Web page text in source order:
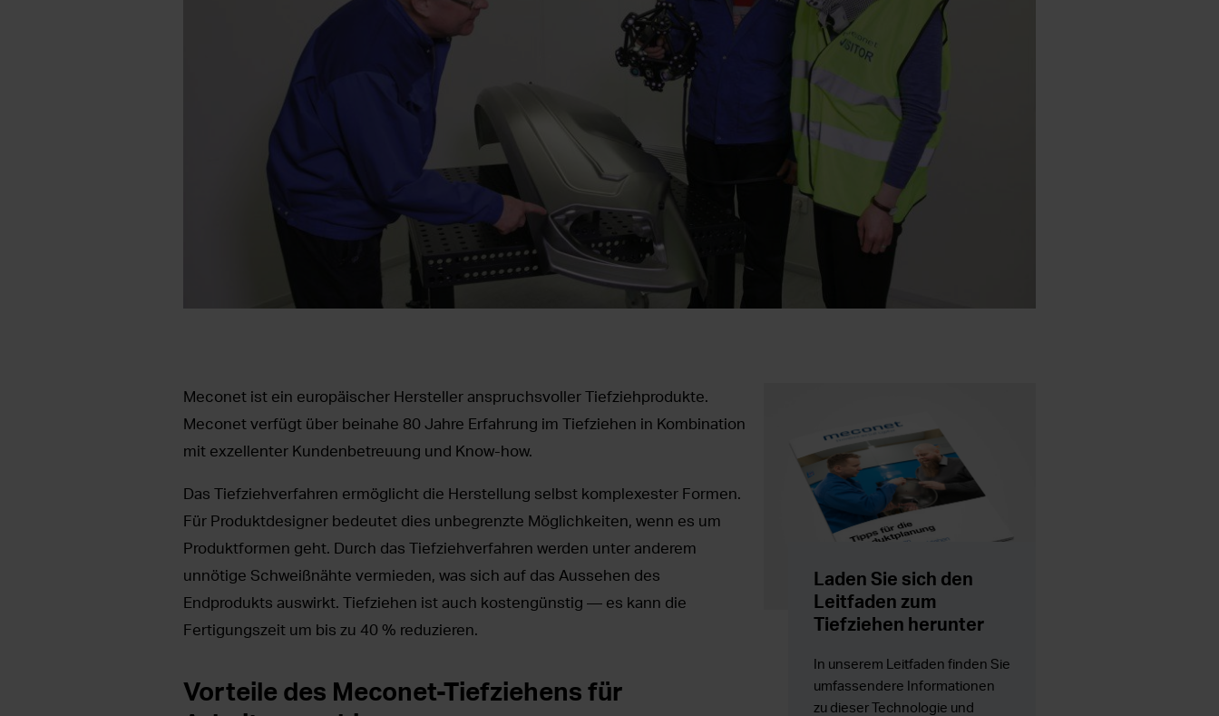
Meconet ist ein europäischer Hersteller anspruchsvoller Tiefziehprodukte.
Meconet verfügt über beinahe 80 Jahre Erfahrung im Tiefziehen in Kombination
mit exzellenter Kundenbetreuung und Know-how.
Das Tiefziehverfahren ermöglicht die Herstellung selbst komplexester Formen.
Für Produktdesigner bedeutet dies unbegrenzte Möglichkeiten, wenn es um
Produktformen geht. Durch das Tiefziehverfahren werden unter anderem
unnötige Schweißnähte vermieden, was sich auf das Aussehen des
Endprodukts auswirkt. Tiefziehen ist auch kostengünstig — es kann die
Fertigungszeit um bis zu 40 % reduzieren.
Vorteile des Meconet-Tiefziehens für
Laden Sie sich den
Leitfaden zum
Tiefziehen herunter
In unserem Leitfaden finden Sie
umfassendere Informationen
zu dieser Technologie und